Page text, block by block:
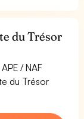
du Trésor
/ NAF
du Trésor